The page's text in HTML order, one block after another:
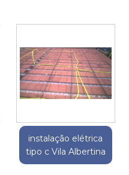
instalação elétrica
tipo c Vila Albertina